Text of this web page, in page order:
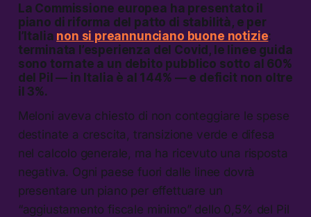
La Commissione europea ha presentato il
piano di riforma del patto di stabilità, e per
l’Italia non si preannunciano buone notizie:
terminata l’esperienza del Covid, le linee guida
sono tornate a un debito pubblico sotto al 60%
del Pil — in Italia è al 144% — e deficit non oltre
il 3%.
Meloni aveva chiesto di non conteggiare le spese
destinate a crescita, transizione verde e difesa
nel calcolo generale, ma ha ricevuto una risposta
negativa. Ogni paese fuori dalle linee dovrà
presentare un piano per effettuare un
“aggiustamento fiscale minimo” dello 0,5% del Pil